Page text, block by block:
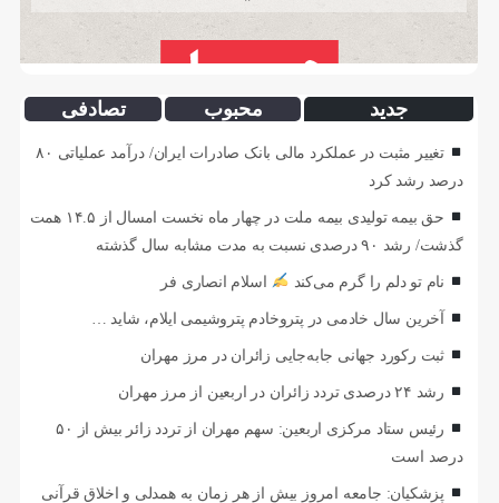
جدید محبوب تصادفی
تغییر مثبت در عملکرد مالی بانک صادرات ایران/ درآمد عملیاتی ۸۰
درصد رشد کرد
حق بیمه تولیدی بیمه ملت در چهار ماه نخست امسال از ۱۴.۵ همت
گذشت/ رشد ۹۰ درصدی نسبت به مدت مشابه سال گذشته
نام تو دلم را گرم می‌کند اسلام انصاری فر
آخرین سال خادمی در پتروخادم پتروشیمی ایلام، شاید …
ثبت رکورد جهانی جابه‌جایی زائران در مرز مهران
رشد ۲۴ درصدی تردد زائران در اربعین از مرز مهران
رئیس ستاد مرکزی اربعین: سهم مهران از تردد زائر بیش از ۵۰
درصد است
پزشکیان: جامعه امروز بیش از هر زمان به همدلی و اخلاق قرآنی